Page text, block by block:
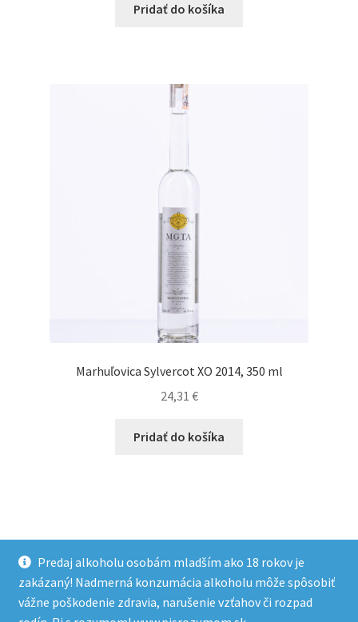
Predaj alkoholu osobám mladším ako 18 rokov je
zakázaný! Nadmerná konzumácia alkoholu môže spôsobiť
vážne poškodenie zdravia, narušenie vzťahov či rozpad
Pridať do košíka
Marhuľovica Sylvercot XO 2014, 350 ml
24,31 €
Pridať do košíka
© MGTA - prémiové destiláty 2026